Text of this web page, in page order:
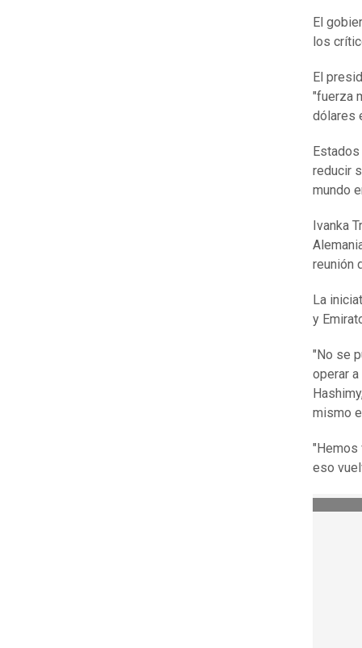
El
los
El
"fuerza
dólares
reducir
mundo
Ivanka
reunión
La
y
"No se
operar
mismo
"Hemos
eso